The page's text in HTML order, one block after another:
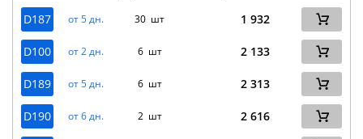
D187
от 5 дн. 30 шт 1 932
D100 от 2 дн. 6 шт 2 133
D189 от 5 дн. 6 шт 2 313
D190 от 6 дн. 2 шт 2 616